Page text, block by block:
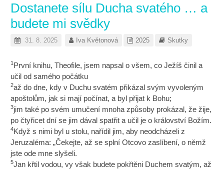
Dostanete sílu Ducha svatého … a
budete mi svědky
31. 8. 2025 Iva Květonová 2025 Skutky
1 První knihu, Theofile, jsem napsal o všem, co Ježíš činil a
učil od samého počátku
2až do dne, kdy v Duchu svatém přikázal svým vyvoleným
apoštolům, jak si mají počínat, a byl přijat k Bohu;
3jim také po svém umučení mnoha způsoby prokázal, že žije,
po čtyřicet dní se jim dával spatřit a učil je o království Božím.
4Když s nimi byl u stolu, nařídil jim, aby neodcházeli z
Jeruzaléma: „Čekejte, až se splní Otcovo zaslíbení, o němž
jste ode mne slyšeli.
5Jan křtil vodou, vy však budete pokřtěni Duchem svatým, až